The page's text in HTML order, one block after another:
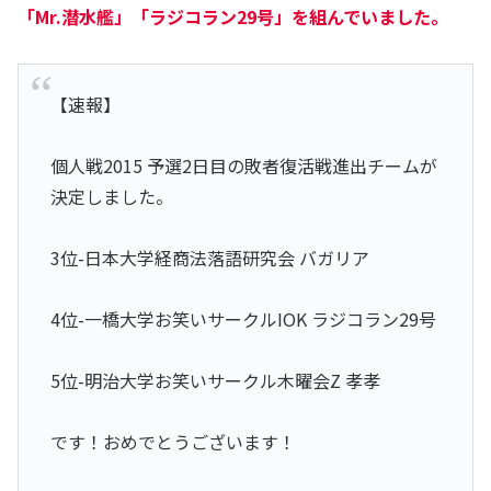
「Mr.潜水艦」「ラジコラン29号」を組んでいました。
【速報】
個人戦2015 予選2日目の敗者復活戦進出チームが
決定しました。
3位-日本大学経商法落語研究会 バガリア
4位-一橋大学お笑いサークルIOK ラジコラン29号
5位-明治大学お笑いサークル木曜会Z 孝孝
です！おめでとうございます！